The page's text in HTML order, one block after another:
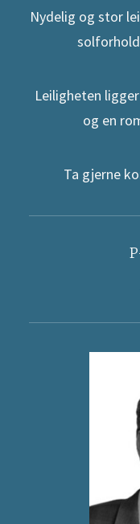
Nydelig og stor
Leiligheten
og en
Ta gjerne